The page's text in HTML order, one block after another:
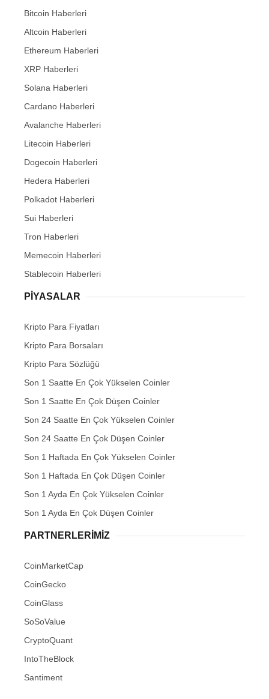
Bitcoin Haberleri
Altcoin Haberleri
Ethereum Haberleri
XRP Haberleri
Solana Haberleri
Cardano Haberleri
Avalanche Haberleri
Litecoin Haberleri
Dogecoin Haberleri
Hedera Haberleri
Polkadot Haberleri
Sui Haberleri
Tron Haberleri
Memecoin Haberleri
Stablecoin Haberleri
PIYASALAR
Kripto Para Fiyatları
Kripto Para Borsaları
Kripto Para Sözlüğü
Son 1 Saatte En Çok Yükselen Coinler
Son 1 Saatte En Çok Düşen Coinler
Son 24 Saatte En Çok Yükselen Coinler
Son 24 Saatte En Çok Düşen Coinler
Son 1 Haftada En Çok Yükselen Coinler
Son 1 Haftada En Çok Düşen Coinler
Son 1 Ayda En Çok Yükselen Coinler
Son 1 Ayda En Çok Düşen Coinler
PARTNERLERIMIZ
CoinMarketCap
CoinGecko
CoinGlass
SoSoValue
CryptoQuant
IntoTheBlock
Santiment